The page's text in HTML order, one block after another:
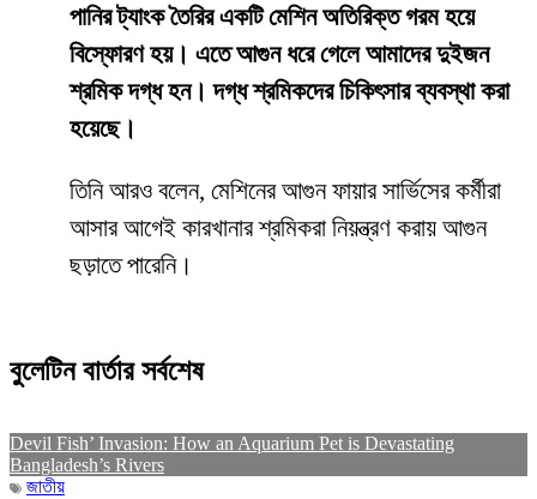
পানির ট্যাংক তৈরির একটি মেশিন অতিরিক্ত গরম হয়ে
বিস্ফোরণ হয়। এতে আগুন ধরে গেলে আমাদের দুইজন
শ্রমিক দগ্ধ হন। দগ্ধ শ্রমিকদের চিকিৎসার ব্যবস্থা করা
হয়েছে।
তিনি আরও বলেন, মেশিনের আগুন ফায়ার সার্ভিসের কর্মীরা
আসার আগেই কারখানার শ্রমিকরা নিয়ন্ত্রণ করায় আগুন
ছড়াতে পারেনি।
বুলেটিন বার্তার সর্বশেষ
Devil Fish’ Invasion: How an Aquarium Pet is Devastating
Bangladesh’s Rivers
জাতীয়